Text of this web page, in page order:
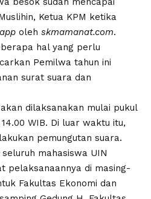
Ketua KPM ketika
oleh skmamanat.com.
hal yang perlu
Pemilwa tahun ini
surat suara dan
dilaksanakan mulai pukul
WIB. Di luar waktu itu,
pemungutan suara.
mahasiswa UIN
pelaksanaannya di masing-
Fakultas Ekonomi dan